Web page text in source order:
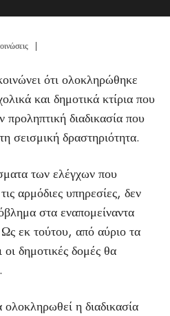
|
ότι ολοκληρώθηκε
και δημοτικά κτίρια που
προληπτική διαδικασία που
σεισμική δραστηριότητα.
των ελέγχων που
αρμόδιες υπηρεσίες, δεν
στα εναπομείναντα
εκ τούτου, από αύριο τα
δημοτικές δομές θα
η διαδικασία